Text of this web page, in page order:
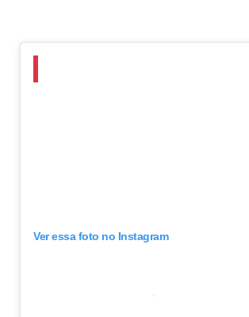
Ver essa foto no Instagram